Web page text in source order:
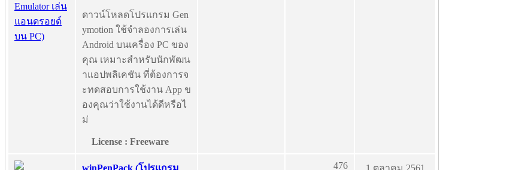
ดาวน์โหลดโปรแกรม Gen
ymotion ใช้จำลองการเล่น
Android บนเครื่อง PC ของ
คุณ เหมาะสำหรับนักพัฒน
าแอปพลิเคชัน ที่ต้องการจ
ะทดสอบการใช้งาน App ข
องคุณว่าใช้งานได้ดีหรือไ
ม่
License : Freeware
winPenPack (โปรแกรม 476 1 ตุลาคม 2561